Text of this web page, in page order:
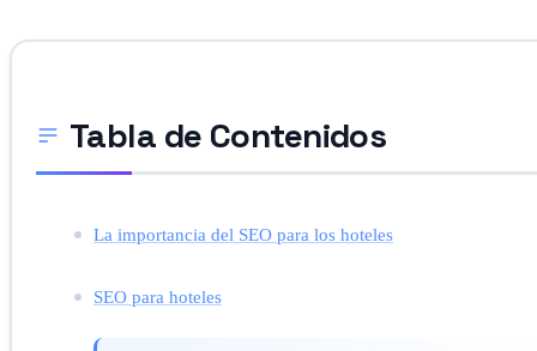
Tabla de Contenidos
La importancia del SEO para los hoteles
SEO para hoteles